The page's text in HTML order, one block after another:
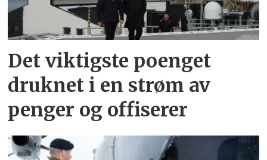
Det viktigste poenget
druknet i en strøm av
penger og offiserer